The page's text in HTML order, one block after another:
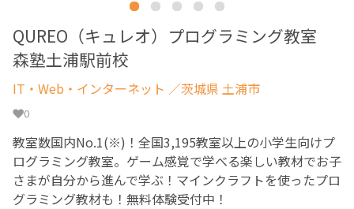
QUREO（キュレオ）プログラミング教室
森塾土浦駅前校
IT・Web・インターネット ／茨城県 土浦市
0
教室数国内No.1(※)！全国3,195教室以上の小学生向けプ
ログラミング教室。ゲーム感覚で学べる楽しい教材でお子
さまが自分から進んで学ぶ！マインクラフトを使ったプロ
グラミング教材も！無料体験受付中！